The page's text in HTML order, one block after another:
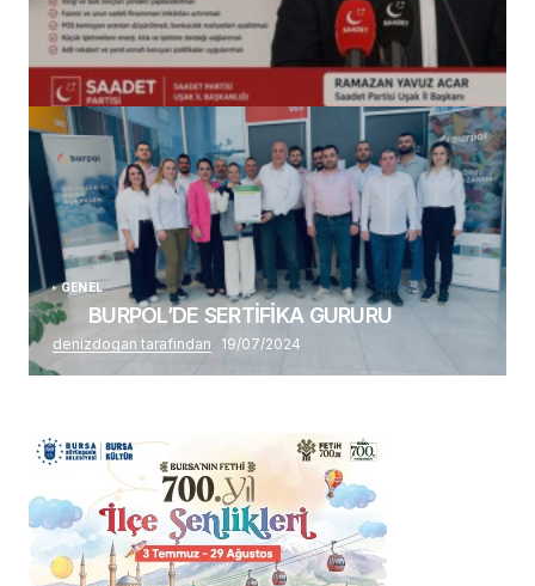
(başlıksız)
Alaattin Karahan tarafından 14/07/2026
GENEL
BURPOL’DE SERTİFİKA GURURU
denizdogan tarafından 19/07/2024